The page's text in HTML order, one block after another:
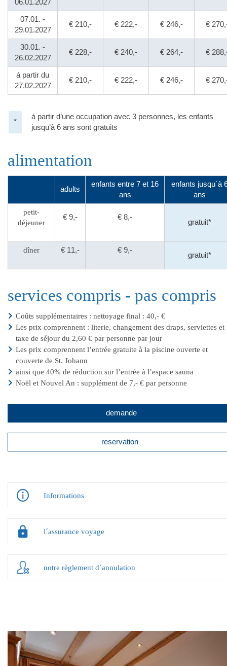
06.01.2027
07.01. -
29.01.2027
€ 210,- € 222,- € 246,- €
30.01. -
26.02.2027
€ 228,- € 240,- € 264,- €
á partir du
27.02.2027
€ 210,- € 222,- € 246,- €
*
à partir d’une occupation avec 3 personnes, les enfants
jusqu’à 6 ans sont gratuits
alimentation
adults
enfants entre 7 et 16
ans
enfants jusqu´à
ans
petit-
déjeuner
€ 9,- € 8,-
gratuit*
dîner € 11,- € 9,-
gratuit*
services compris - pas compris
Coûts supplémentaires : nettoyage final : 40,- €
Les prix comprennent : literie, changement des draps, serviettes et
taxe de séjour du 2,60 € par personne par jour
Les prix comprennent l’entrée gratuite à la piscine ouverte et
couverte de St. Johann
ainsi que 40% de réduction sur l’entrée à l’espace sauna
Noël et Nouvel An : supplément de 7,- € par personne
demande
reservation
Informations
l´assurance voyage
notre règlement d´annulation